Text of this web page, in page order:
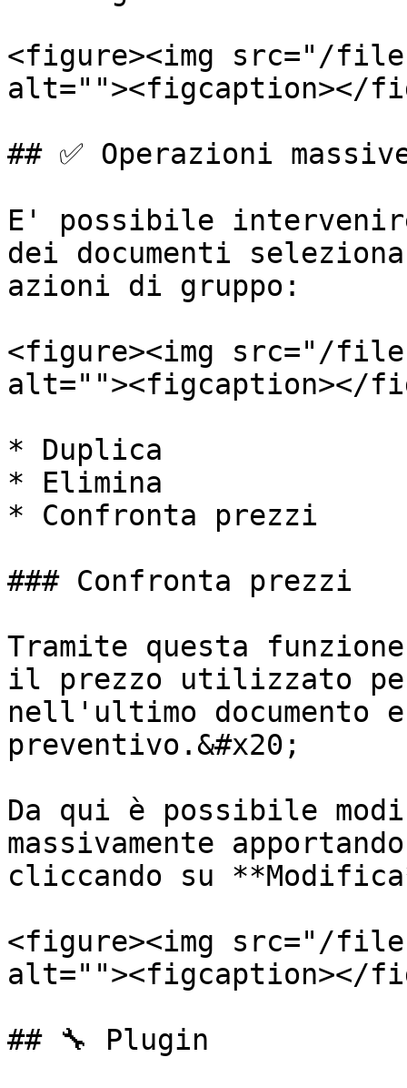
<figure><img src="/files/
alt=""><figcaption></
## ✅ Operazioni
E' possibile
dei documenti
azioni di gruppo:
<figure><img src="/
alt=""><figcaption></
* Duplica
* Elimina
* Confronta prezzi
### Confronta prezzi
Tramite questa
il prezzo utilizzato
nell'ultimo documento
preventivo.&#x20;
Da qui è possibile
massivamente
cliccando su
<figure><img src="/files/
alt=""><figcaption></
## 🔧 Plugin